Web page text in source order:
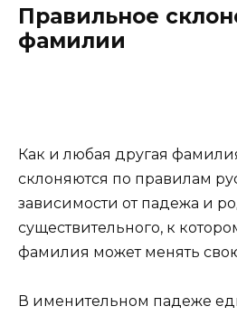
Правильное
фамилии
Как и любая другая
склоняются по правилам
зависимости от падежа и
существительного, к
фамилия может менять
В именительном падеже